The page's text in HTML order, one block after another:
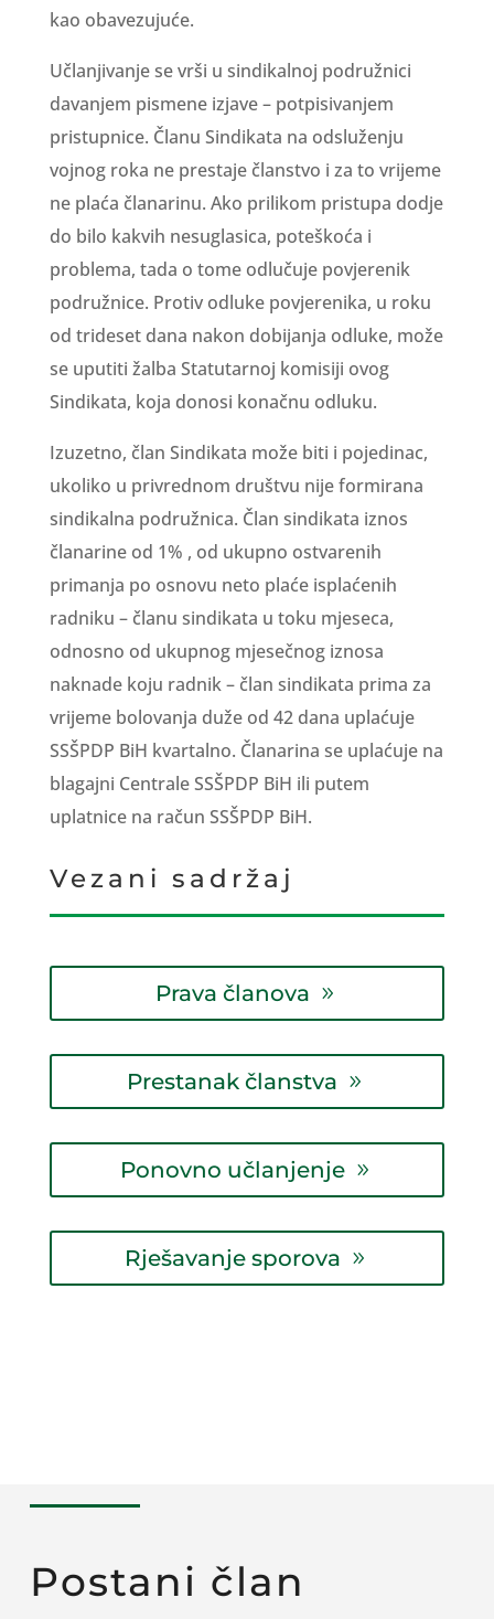
kao obavezujuće.
Učlanjivanje se vrši u sindikalnoj podružnici
davanjem pismene izjave – potpisivanjem
pristupnice. Članu Sindikata na odsluženju
vojnog roka ne prestaje članstvo i za to vrijeme
ne plaća članarinu. Ako prilikom pristupa dodje
do bilo kakvih nesuglasica, poteškoća i
problema, tada o tome odlučuje povjerenik
podružnice. Protiv odluke povjerenika, u roku
od trideset dana nakon dobijanja odluke, može
se uputiti žalba Statutarnoj komisiji ovog
Sindikata, koja donosi konačnu odluku.
Izuzetno, član Sindikata može biti i pojedinac,
ukoliko u privrednom društvu nije formirana
sindikalna podružnica. Član sindikata iznos
članarine od 1% , od ukupno ostvarenih
primanja po osnovu neto plaće isplaćenih
radniku – članu sindikata u toku mjeseca,
odnosno od ukupnog mjesečnog iznosa
naknade koju radnik – član sindikata prima za
vrijeme bolovanja duže od 42 dana uplaćuje
SSŠPDP BiH kvartalno. Članarina se uplaćuje na
blagajni Centrale SSŠPDP BiH ili putem
uplatnice na račun SSŠPDP BiH.
Vezani sadržaj
Prava članova
Prestanak članstva
Ponovno učlanjenje
Rješavanje sporova
Postani član